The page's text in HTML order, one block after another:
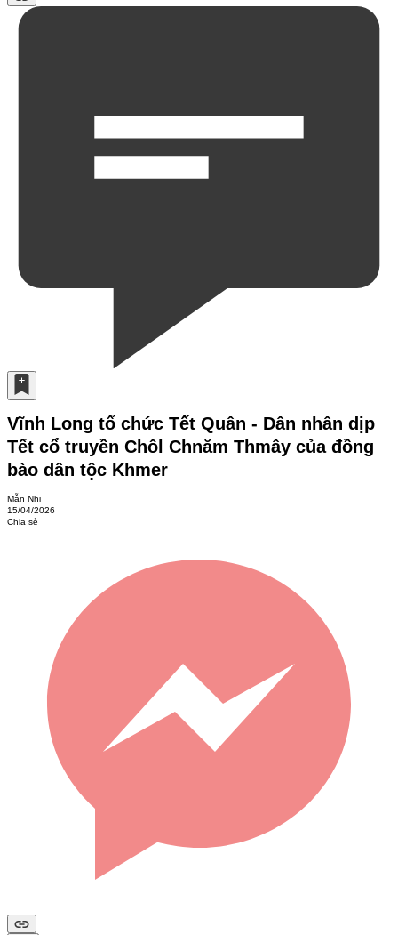
Vĩnh Long tổ chức Tết Quân - Dân nhân dịp
Tết cổ truyền Chôl Chnăm Thmây của đồng
bào dân tộc Khmer
Mẫn Nhi
15/04/2026
Chia sẻ